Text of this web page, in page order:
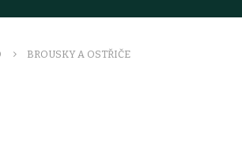
BROUSKY A OSTŘIČE